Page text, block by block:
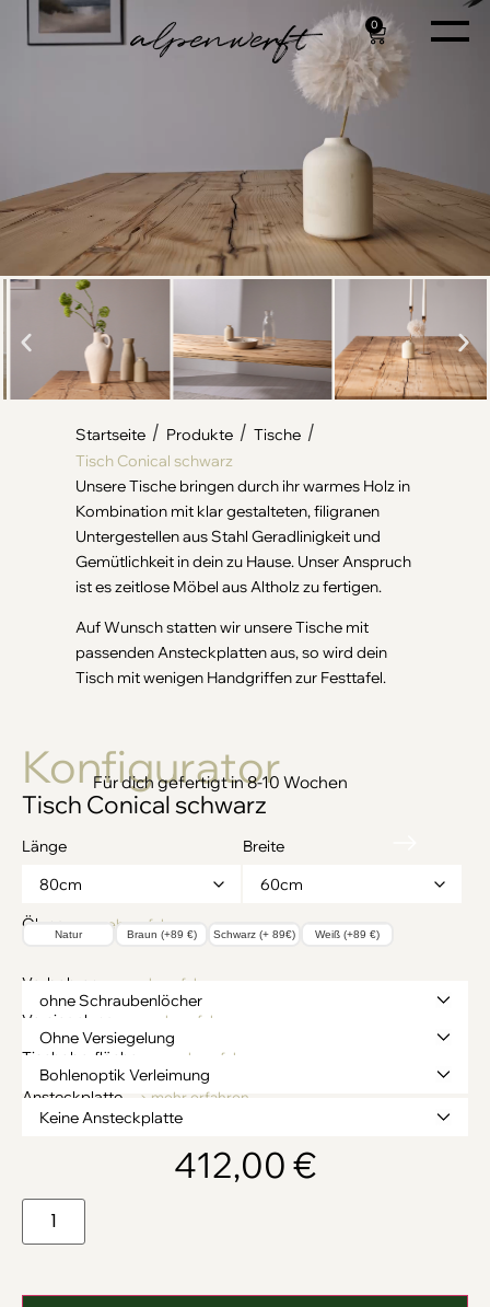
0
Startseite / Produkte / Tische /
Tisch Conical schwarz
Unsere Tische bringen durch ihr warmes Holz in
Kombination mit klar gestalteten, filigranen
Untergestellen aus Stahl Geradlinigkeit und
Gemütlichkeit in dein zu Hause. Unser Anspruch
ist es zeitlose Möbel aus Altholz zu fertigen.
Auf Wunsch statten wir unsere Tische mit
passenden Ansteckplatten aus, so wird dein
Tisch mit wenigen Handgriffen zur Festtafel.
Konfigurator
Tisch Conical schwarz
Länge Breite
Ölung → mehr erfahren
Natur Braun (+89 €) Schwarz (+ 89€) Weiß (+89 €)
Vorbohren → mehr erfahren
Versiegelung → mehr erfahren
Tischoberfläche → mehr erfahren
Ansteckplatte → mehr erfahren
412,00 €